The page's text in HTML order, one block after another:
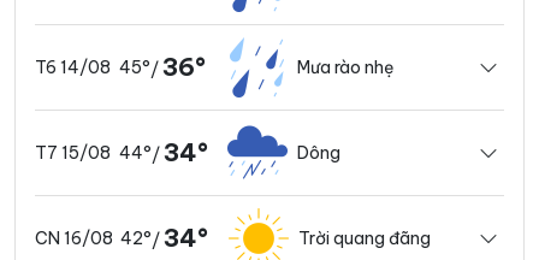
T6 14/08 45°/ 36° Mưa rào nhẹ
T7 15/08 44°/ 34° Dông
CN 16/08 42°/ 34° Trời quang đãng